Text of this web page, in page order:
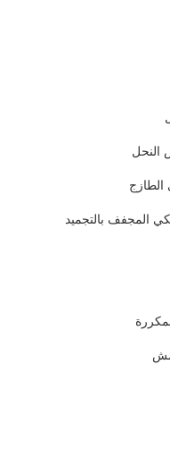
النحل
الطازج
المجفف بالتجميد